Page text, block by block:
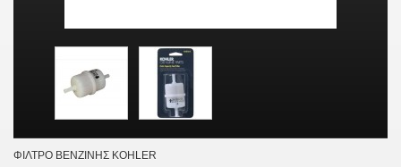
ΦΙΛΤΡΟ ΒΕΝΖΙΝΗΣ KOHLER